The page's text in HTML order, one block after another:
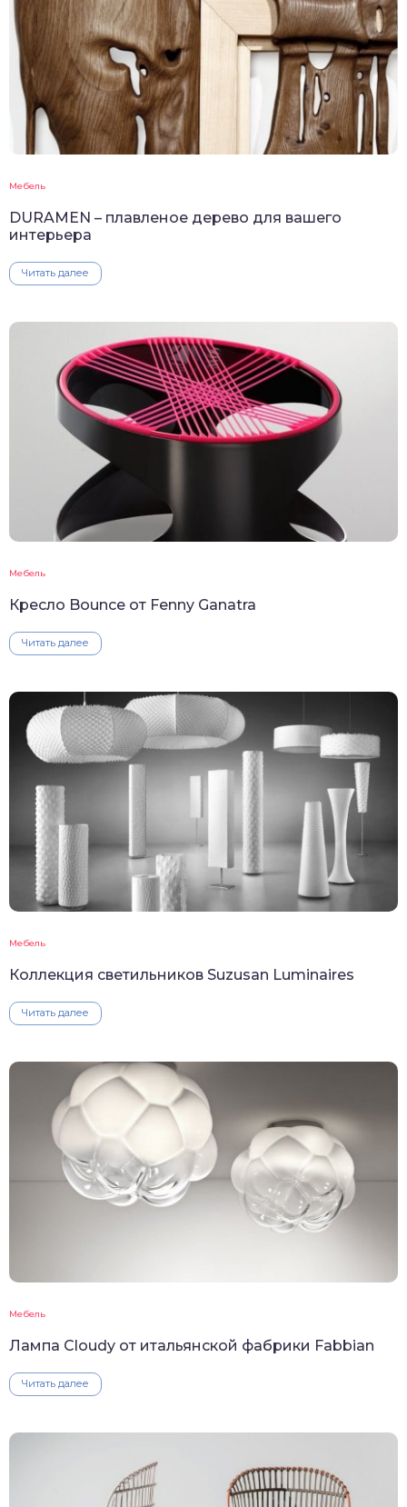
Мебель
DURAMEN – плавленое дерево для вашего
интерьера
Читать далее
Мебель
Кресло Bounce от Fenny Ganatra
Читать далее
Мебель
Коллекция светильников Suzusan Luminaires
Читать далее
Мебель
Лампа Cloudy от итальянской фабрики Fabbian
Читать далее